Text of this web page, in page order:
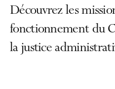
Découvrez les
fonctionnement du
la justice